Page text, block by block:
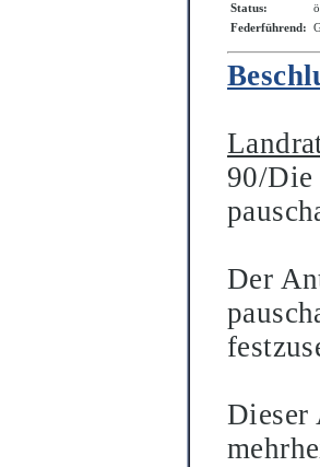
Status:
Federführend:
90/Die
Der
Dieser